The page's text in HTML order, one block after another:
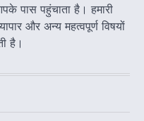
पास पहुंचाता है। हमारी
और अन्य महत्वपूर्ण विषयों
है।